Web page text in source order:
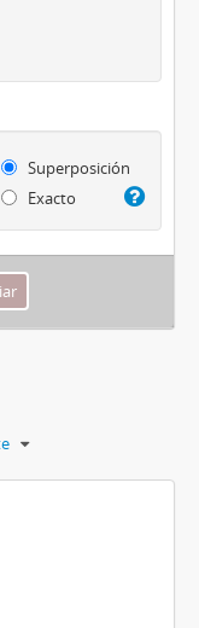
Superposición
Exacto